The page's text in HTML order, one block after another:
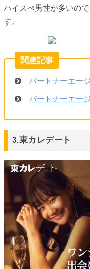
ハイスぺ男性が多いので
す。
パートナーエー
パートナーエー
3.東カレデート